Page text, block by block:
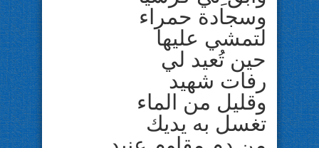
وسجادة حمراء
لتمشي عليها
حين تُعيد لي
رفات شهيد
وقليل من الماء
تغسل به يديك